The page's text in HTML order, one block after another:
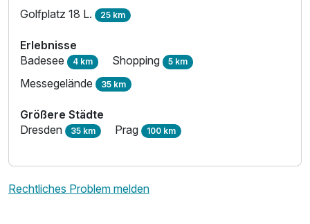
Golfplatz 18 L. 25 km
Erlebnisse
Badesee 4 km Shopping 5 km
Messegelände 35 km
Größere Städte
Dresden 35 km Prag 100 km
Rechtliches Problem melden